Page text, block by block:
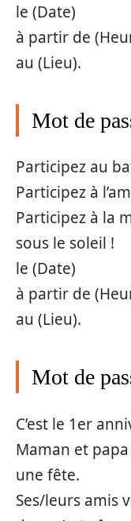
le (Date)
à partir de
au (Lieu).
Mot de
Participez au
Participez à
Participez à la
sous le soleil !
le (Date)
à partir de
au (Lieu).
Mot de
C’est le 1er
Maman et
une fête.
Ses/leurs amis